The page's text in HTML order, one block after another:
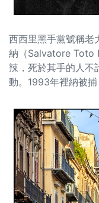
西西里黑手黨號稱老
納（Salvatore Toto
辣，死於其手的人不
動。1993年裡納被捕